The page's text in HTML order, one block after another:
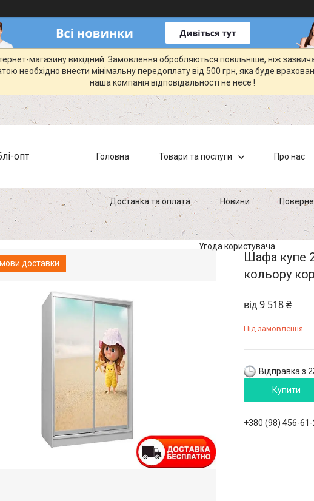
магазину вихідний. Замовлення обробляються повільніше, ніж
необхідно внести мінімальну передоплату від 500 грн, яка буде
наша компанія відповідальності не несе !
опт Головна Товари та послуги Про нас
Доставка та оплата Новини
Угода користувача
доставки
Шафа купе
кольору
від9 518 ₴
Під замовлення
Відправка з
Купити
+380 (98) 456-